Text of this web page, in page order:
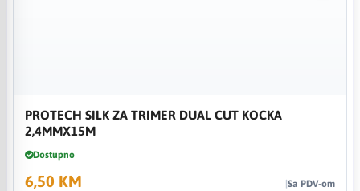
PROTECH SILK ZA TRIMER DUAL CUT KOCKA
2,4MMX15M
Dostupno
6,50 KM Sa PDV-om